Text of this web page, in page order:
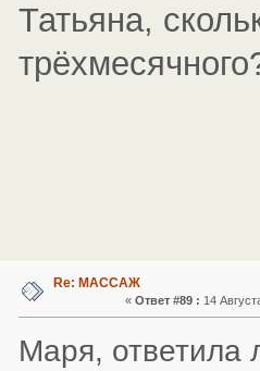
Татьяна,
Re: МАССАЖ
« Ответ #89 : 14
Маря, ответила